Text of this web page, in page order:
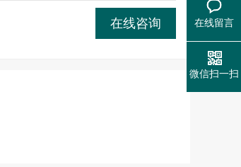
在线咨询 在线留言
微信扫一扫